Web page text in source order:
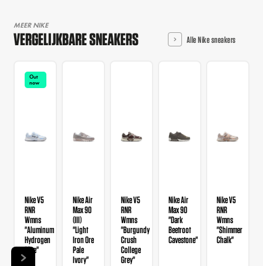
MEER NIKE
VERGELIJKBARE SNEAKERS Alle Nike sneakers
Out
now
Nike V5
RNR
Wmns
"Aluminum
Hydrogen
Blue"
Nike Air
Max 90
(III)
"Light
Iron Ore
Pale
Ivory"
Nike V5
RNR
Wmns
"Burgundy
Crush
College
Grey"
Nike Air
Max 90
"Dark
Beetroot
Cavestone"
Nike V5
RNR
Wmns
"Shimmer
Chalk"